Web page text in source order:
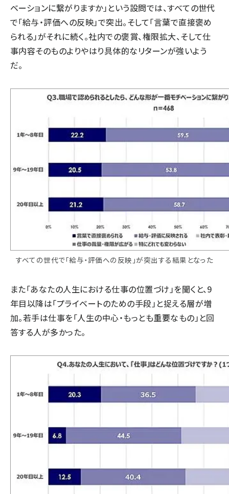
ベーションに繋がりますか」という設問では、すべての世代
で「給与・評価への反映」で突出。そして「言葉で直接褒め
られる」がそれに続く。社内での褒賞、権限拡大、そして仕
事内容そのものよりやはり具体的なリターンが強いよう
だ。
すべての世代で「給与・評価への反映」が突出する結果となった
また「あなたの人生における仕事の位置づけ」を聞くと、9
年目以降は「プライベートのための手段」と捉える層が増
加。若手は仕事を「人生の中心・もっとも重要なもの」と回
答する人が多かった。